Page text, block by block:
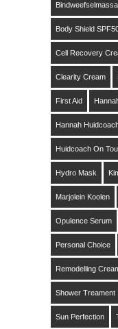
Body Shield
Cell Recovery
Clearity Cream
First Aid
Hannah
Huidcoach On
Hydro Mask
Marjolein Koolen
Opulence Serum
Personal Choice
Remodelling
Shower Treament
Sun Perfection